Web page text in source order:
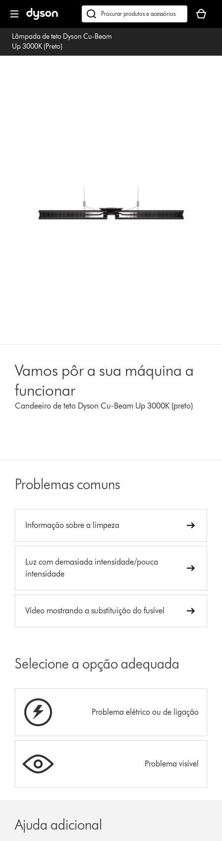
seguinte
Pesquisar
em
dyson.pt
seu
cesto
Lâmpada de teto Dyson Cu-Beam
Up 3000K (Preto)
Vamos pôr a sua máquina a
funcionar
Candeeiro de teto Dyson Cu-Beam Up 3000K (preto)
Problemas comuns
Informação sobre a limpeza
Luz com demasiada intensidade/pouca
intensidade
Vídeo mostrando a substituição do fusível
Selecione a opção adequada
Problema elétrico ou de ligação
Problema visível
Ajuda adicional